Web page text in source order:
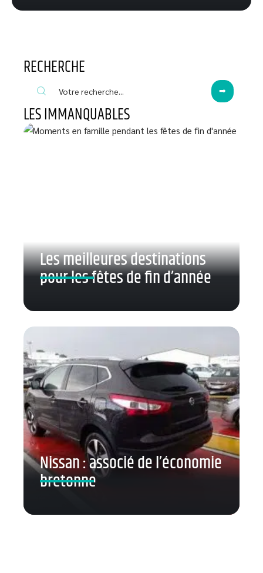
RECHERCHE
LES IMMANQUABLES
Les meilleures destinations
pour les fêtes de fin d’année
Nissan : associé de l’économie
bretonne